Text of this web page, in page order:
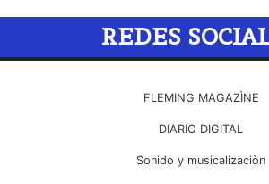
REDES
FLEMING MAGAZÌNE
DIARIO DIGITAL
Sonido y musicalizaciòn